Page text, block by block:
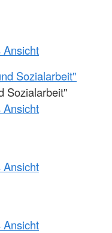
Ansicht
Sozialarbeit"
Sozialarbeit"
Ansicht
Ansicht
Ansicht